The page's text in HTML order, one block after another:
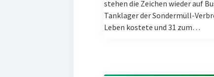
stehen die Zeichen wieder auf
Tanklager der Sondermüll-
Leben kostete und 31 zum…